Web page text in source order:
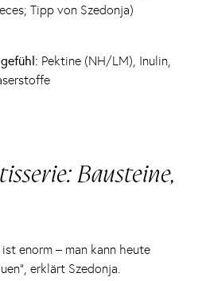
Tipp von Szedonja)
Pektine (NH/LM), Inulin,
Bausteine,
enorm – man kann heute
erklärt Szedonja.